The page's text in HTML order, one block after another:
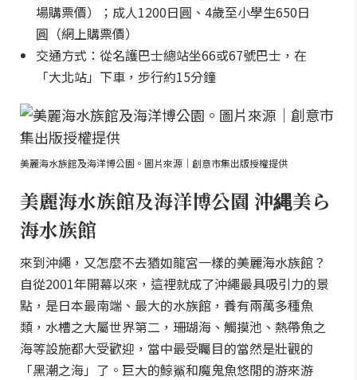
場購票價）；成人1200日圓、4歲至小學生650日
圓（網上購票價）
交通方式：從名護巴士總站坐66或67號巴士，在
「大北站」下車，步行約15分鐘
美麗海水族館及海洋博公園。圖片來源｜創意市集出版授權提供
美麗海水族館及海洋博公園 沖縄美ら
海水族館
來到沖繩，又怎麼不去猶如龍宮一樣的美麗海水族館？
自從2001年開幕以來，這裡就成了沖繩最具吸引力的景
點，是日本最南端、最大的水族館，養有兩萬多種魚
類，水槽之大屬世界第二，珊瑚海、觸摸池、熱帶魚之
海等設施都大受歡迎，當中最受矚目的當然是壯觀的
「黑潮之海」了。巨大的鯨鯊和魔鬼魚悠閒的游來游